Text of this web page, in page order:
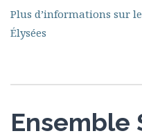
Plus d’informations sur
Élysées
Ensemble